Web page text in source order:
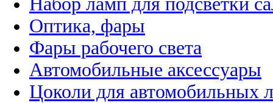
Оптика, фары
Фары рабочего света
Автомобильные аксессуары
Цоколи для автомобильных